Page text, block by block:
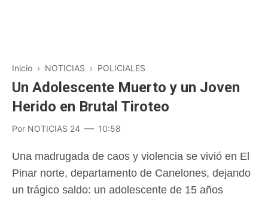
Inicio › NOTICIAS › POLICIALES
Un Adolescente Muerto y un Joven
Herido en Brutal Tiroteo
Por NOTICIAS 24 10:58
Una madrugada de caos y violencia se vivió en El
Pinar norte, departamento de Canelones, dejando
un trágico saldo: un adolescente de 15 años